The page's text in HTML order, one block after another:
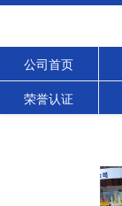
公司首页
荣誉认证